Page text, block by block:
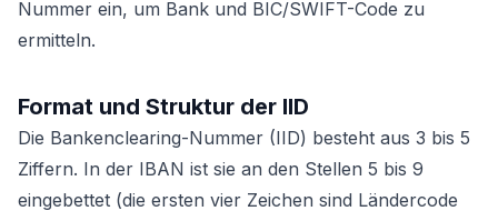
Nummer ein, um Bank und BIC/SWIFT-Code zu
ermitteln.
Format und Struktur der IID
Die Bankenclearing-Nummer (IID) besteht aus 3 bis 5
Ziffern. In der IBAN ist sie an den Stellen 5 bis 9
eingebettet (die ersten vier Zeichen sind Ländercode